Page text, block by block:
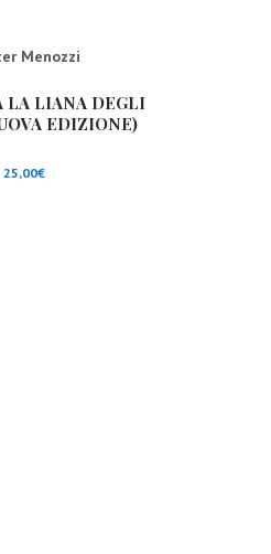
Menozzi
LA LIANA DEGLI
EDIZIONE)
25,00€